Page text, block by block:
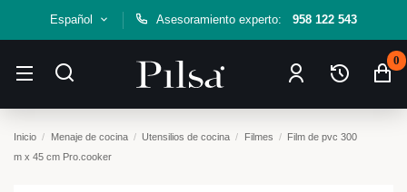
Español Asesoramiento experto: 958 122 543
0
Inicio Menaje de cocina Utensilios de cocina Filmes
Film de pvc 300
m x 45 cm Pro.cooker